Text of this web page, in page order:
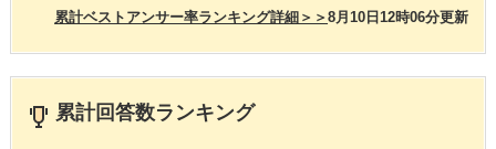
8月10日12時06分更新
累計ベストアンサー率ランキング詳細＞＞
累計回答数ランキング